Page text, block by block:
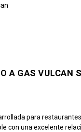
A GAS VULCAN
para
con una excelente